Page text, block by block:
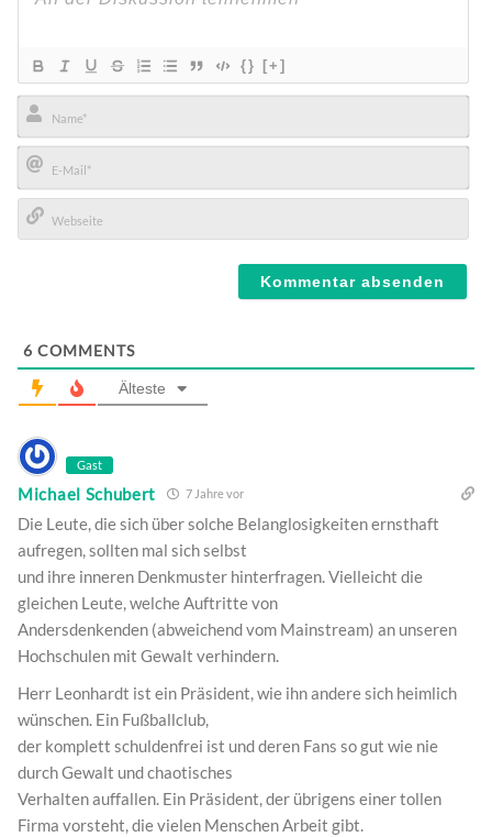
{} [+]
Name*
E-
Mail*
6 COMMENTS
Älteste
Gast
Michael Schubert 7 Jahre vor
Die Leute, die sich über solche Belanglosigkeiten ernsthaft
aufregen, sollten mal sich selbst
und ihre inneren Denkmuster hinterfragen. Vielleicht die
gleichen Leute, welche Auftritte von
Andersdenkenden (abweichend vom Mainstream) an unseren
Hochschulen mit Gewalt verhindern.
Herr Leonhardt ist ein Präsident, wie ihn andere sich heimlich
wünschen. Ein Fußballclub,
der komplett schuldenfrei ist und deren Fans so gut wie nie
durch Gewalt und chaotisches
Verhalten auffallen. Ein Präsident, der übrigens einer tollen
Firma vorsteht, die vielen Menschen Arbeit gibt.